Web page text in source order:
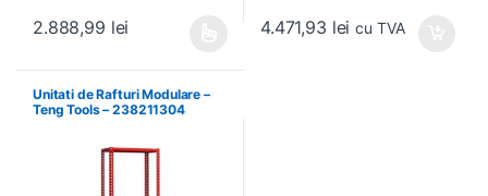
2.888,99 lei 4.471,93 lei cu TVA
Unitati de Rafturi Modulare –
Teng Tools – 238211304